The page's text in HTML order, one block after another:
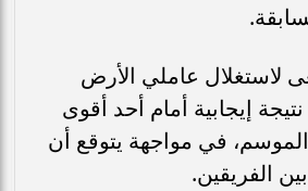
لاستغلال عاملي الأرض
إيجابية أمام أحد أقوى
في مواجهة يتوقع أن
الفريقين.